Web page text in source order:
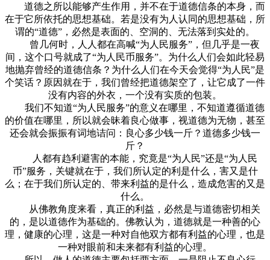
道德之所以能够产生作用，并不在于道德信条的本身，而
在于它所依托的思想基础。若是没有为人认同的思想基础，所
谓的“道德”，必然是表面的、空洞的、无法落到实处的。
曾几何时，人人都在高喊“为人民服务”，但几乎是一夜
间，这个口号就成了“为人民币服务”。为什么人们会如此轻易
地抛弃曾经的道德信条？为什么人们在今天会觉得“为人民”是
个笑话？原因就在于，我们曾经把道德架空了，让它成了一件
没有内容的外衣，一个没有实质的包装。
我们不知道“为人民服务”的意义在哪里，不知道遵循道德
的价值在哪里，所以就会昧着良心做事，视道德为无物，甚至
还会就会振振有词地诘问：良心多少钱一斤？道德多少钱一
斤？
人都有趋利避害的本能，究竟是“为人民”还是“为人民
币”服务，关键就在于，我们所认定的利是什么，害又是什
么；在于我们所认定的、带来利益的是什么，造成危害的又是
什么。
从佛教角度来看，真正的利益，必然是与道德密切相关
的，是以道德作为基础的。佛教认为，道德就是一种善的心
理，健康的心理，这是一种对自他双方都有利益的心理，也是
一种对眼前和未来都有利益的心理。